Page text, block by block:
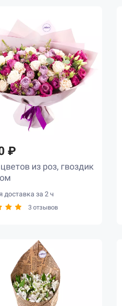
₽
из роз, гвоздик
доставка за 2 ч
3 отзывов